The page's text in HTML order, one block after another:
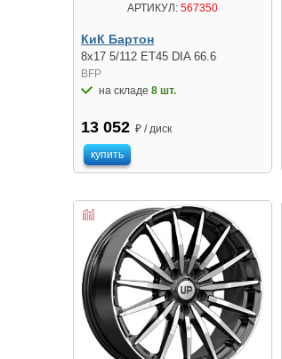
АРТИКУЛ:567350
КиК Бартон
8x17 5/112 ET45 DIA 66.6
BFP
на складе 8 шт.
13 052 ₽ / диск
купить